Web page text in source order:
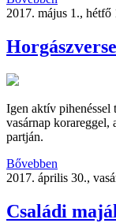
2017. május 1., hétfő
Igen aktív pihenéssel
vasárnap korareggel,
partján.
Bővebben
2017. április 30.,
Családi